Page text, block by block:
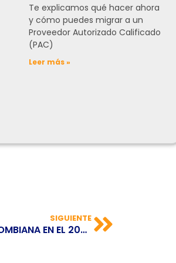
Te explicamos qué hacer ahora
y cómo puedes migrar a un
Proveedor Autorizado Calificado
(PAC)
Leer más »
SIGUIENTE
¿CUÁNTO CRECERÁ LA ECONOMÍA COLOMBIANA EN EL 2022?